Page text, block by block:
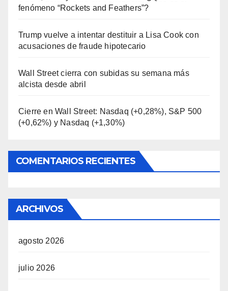
fenómeno “Rockets and Feathers”?
Trump vuelve a intentar destituir a Lisa Cook con
acusaciones de fraude hipotecario
Wall Street cierra con subidas su semana más
alcista desde abril
Cierre en Wall Street: Nasdaq (+0,28%), S&P 500
(+0,62%) y Nasdaq (+1,30%)
COMENTARIOS RECIENTES
ARCHIVOS
agosto 2026
julio 2026